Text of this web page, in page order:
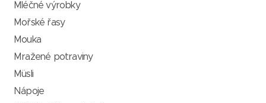
Mléčné výrobky
Mořské řasy
Mouka
Mražené potraviny
Müsli
Nápoje